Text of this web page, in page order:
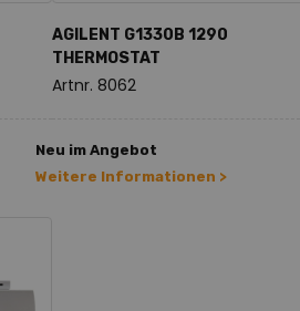
AGILENT G1330B 1290
THERMOSTAT
Artnr. 8062
Neu im Angebot
Weitere Informationen >